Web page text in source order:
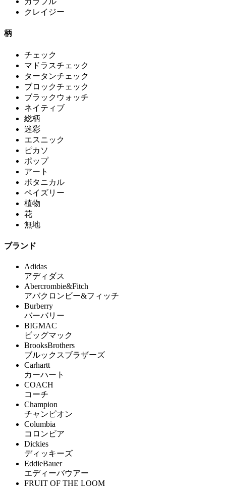
クレイジー
柄
チェック
マドラスチェック
タータンチェック
ブロックチェック
ブラックウォッチ
ネイティブ
総柄
迷彩
エスニック
ピカソ
ポップ
アート
ボタニカル
ペイズリー
植物
花
無地
ブランド
Adidas
アディダス
Abercrombie&Fitch
アバクロンビー&フィッチ
Burberry
バーバリー
BIGMAC
ビッグマック
BrooksBrothers
ブルックスブラザーズ
Carhartt
カーハート
COACH
コーチ
Champion
チャンピオン
Columbia
コロンビア
Dickies
ディッキーズ
EddieBauer
エディーバウアー
FRUIT OF THE LOOM